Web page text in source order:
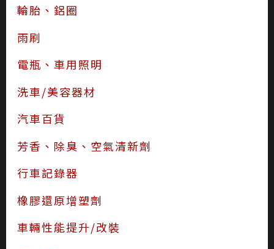
輪胎、鋁圈
雨刷
電瓶、車用照明
洗車/美容器材
汽車百貨
芳香、除臭、空氣清新劑
行車記錄器
橡膠還原增塑劑
車輛性能提升/改裝